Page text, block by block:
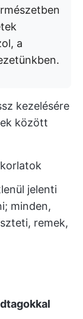
a
kezelésére
között
jelenti
minden,
remek,